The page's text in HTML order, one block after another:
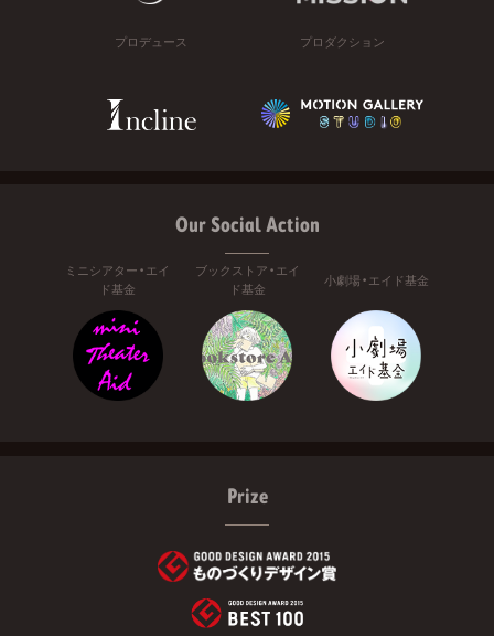
プロデュース プロダクション
Our Social Action
ミニシアター・エイ
ド基金
ブックストア・エイ
ド基金
小劇場・エイド基金
Prize